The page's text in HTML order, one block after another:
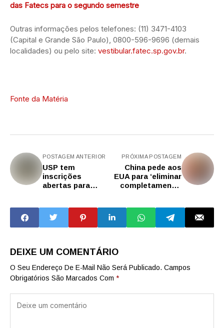
das Fatecs para o segundo semestre
Outras informações pelos telefones: (11) 3471-4103
(Capital e Grande São Paulo), 0800-596-9696 (demais
localidades) ou pelo site: vestibular.fatec.sp.gov.br.
Fonte da Matéria
POSTAGEM ANTERIOR
USP tem
inscrições
abertas para
instituições de
ensino
PRÓXIMA POSTAGEM
China pede aos
EUA para ‘eliminar
completamente’
DEIXE UM COMENTÁRIO
O Seu Endereço De E-Mail Não Será Publicado. Campos
Obrigatórios São Marcados Com *